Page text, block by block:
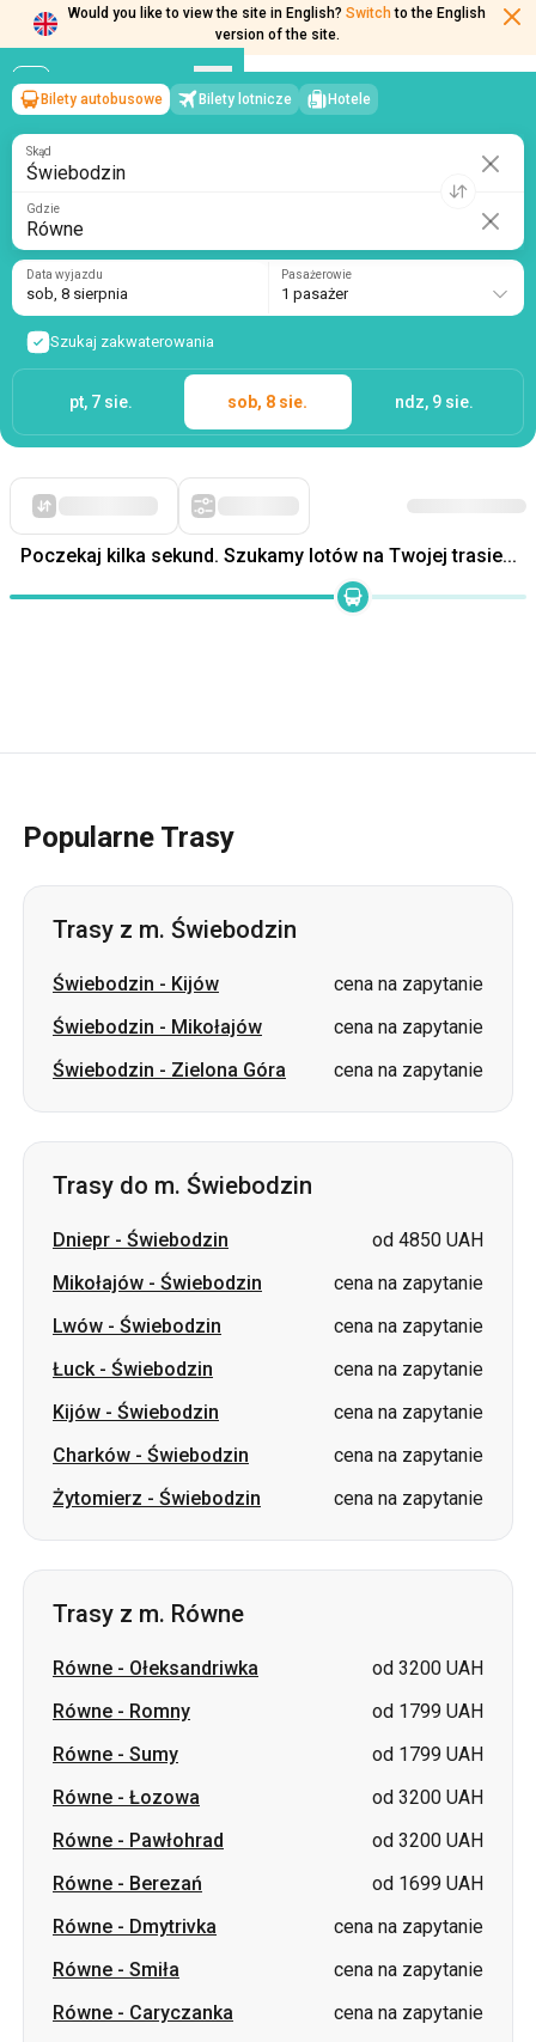
Would you like to view the site in English? Switch to the English
version of the site.
Świebodzin
Bilety autobusowe Bilety lotnicze Hotele
Gdzie
Data wyjazdu
sob, 8 sierpnia
Szukaj zakwaterowania
Poczekaj kilka sekund. Szukamy lotów na Twojej trasie...
Popularne Trasy
Trasy z m. Świebodzin
Świebodzin - Kijów
cena na zapytanie
Świebodzin - Mikołajów
cena na zapytanie
Świebodzin - Zielona Góra cena na zapytanie
Trasy do m. Świebodzin
Dniepr - Świebodzin
od 4850 UAH
Mikołajów - Świebodzin
cena na zapytanie
Lwów - Świebodzin
cena na zapytanie
Łuck- Świebodzin
cena na zapytanie
Kijów - Świebodzin
cena na zapytanie
Charków - Świebodzin
cena na zapytanie
Żytomierz - Świebodzin cena na zapytanie
Trasy z m. Równe
Równe - Ołeksandriwka
od 3200 UAH
Równe - Romny
od 1799 UAH
Równe - Sumy
od 1799 UAH
Równe - Łozowa
od 3200 UAH
Równe - Pawłohrad
od 3200 UAH
Równe - Berezań
od 1699 UAH
Równe - Dmytrivka
cena na zapytanie
Równe - Smiła
cena na zapytanie
Równe - Caryczanka
cena na zapytanie